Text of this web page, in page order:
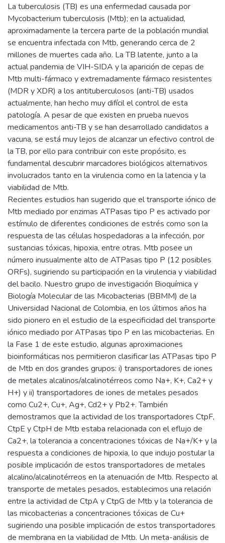
La tuberculosis (TB) es una enfermedad causada por
Mycobacterium tuberculosis (Mtb); en la actualidad,
aproximadamente la tercera parte de la población mundial
se encuentra infectada con Mtb, generando cerca de 2
millones de muertes cada año. La TB latente, junto a la
actual pandemia de VIH-SIDA y la aparición de cepas de
Mtb multi-fármaco y extremadamente fármaco resistentes
(MDR y XDR) a los antituberculosos (anti-TB) usados
actualmente, han hecho muy difícil el control de esta
patología. A pesar de que existen en prueba nuevos
medicamentos anti-TB y se han desarrollado candidatos a
vacuna, se está muy lejos de alcanzar un efectivo control de
la TB, por ello para contribuir con este propósito, es
fundamental descubrir marcadores biológicos alternativos
involucrados tanto en la virulencia como en la latencia y la
viabilidad de Mtb.
Recientes estudios han sugerido que el transporte iónico de
Mtb mediado por enzimas ATPasas tipo P es activado por
estímulo de diferentes condiciones de estrés como son la
respuesta de las células hospedadoras a la infección, por
sustancias tóxicas, hipoxia, entre otras. Mtb posee un
número inusualmente alto de ATPasas tipo P (12 posibles
ORFs), sugiriendo su participación en la virulencia y viabilidad
del bacilo. Nuestro grupo de investigación Bioquímica y
Biología Molecular de las Micobacterias (BBMM) de la
Universidad Nacional de Colombia, en los últimos años ha
sido pionero en el estudio de la especificidad del transporte
iónico mediado por ATPasas tipo P en las micobacterias. En
la Fase 1 de este estudio, algunas aproximaciones
bioinformáticas nos permitieron clasificar las ATPasas tipo P
de Mtb en dos grandes grupos: i) transportadores de iones
de metales alcalinos/alcalinotérreos como Na+, K+, Ca2+ y
H+) y ii) transportadores de iones de metales pesados
como Cu2+, Cu+, Ag+, Cd2+ y Pb2+. También
demostramos que la actividad de los transportadores CtpF,
CtpE y CtpH de Mtb estaba relacionada con el eflujo de
Ca2+, la tolerancia a concentraciones tóxicas de Na+/K+ y la
respuesta a condiciones de hipoxia, lo que indujo postular la
posible implicación de estos transportadores de metales
alcalino/alcalinotérreos en la atenuación de Mtb. Respecto al
transporte de metales pesados, establecimos una relación
entre la actividad de CtpA y CtpG de Mtb y la tolerancia de
las micobacterias a concentraciones tóxicas de Cu+
sugiriendo una posible implicación de estos transportadores
de membrana en la viabilidad de Mtb. Un meta-análisis de